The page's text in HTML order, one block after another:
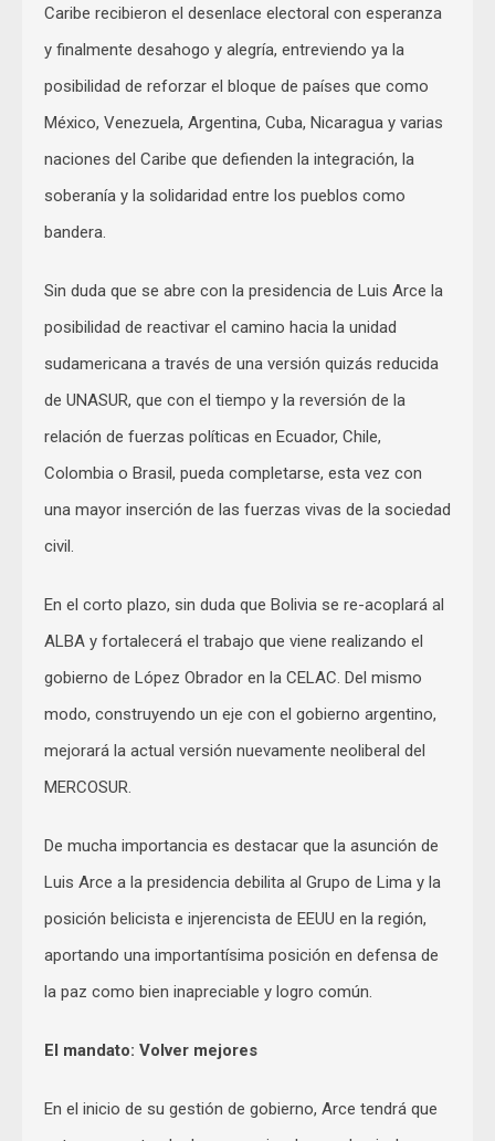
Caribe recibieron el desenlace electoral con esperanza
y finalmente desahogo y alegría, entreviendo ya la
posibilidad de reforzar el bloque de países que como
México, Venezuela, Argentina, Cuba, Nicaragua y varias
naciones del Caribe que defienden la integración, la
soberanía y la solidaridad entre los pueblos como
bandera.
Sin duda que se abre con la presidencia de Luis Arce la
posibilidad de reactivar el camino hacia la unidad
sudamericana a través de una versión quizás reducida
de UNASUR, que con el tiempo y la reversión de la
relación de fuerzas políticas en Ecuador, Chile,
Colombia o Brasil, pueda completarse, esta vez con
una mayor inserción de las fuerzas vivas de la sociedad
civil.
En el corto plazo, sin duda que Bolivia se re-acoplará al
ALBA y fortalecerá el trabajo que viene realizando el
gobierno de López Obrador en la CELAC. Del mismo
modo, construyendo un eje con el gobierno argentino,
mejorará la actual versión nuevamente neoliberal del
MERCOSUR.
De mucha importancia es destacar que la asunción de
Luis Arce a la presidencia debilita al Grupo de Lima y la
posición belicista e injerencista de EEUU en la región,
aportando una importantísima posición en defensa de
la paz como bien inapreciable y logro común.
El mandato: Volver mejores
En el inicio de su gestión de gobierno, Arce tendrá que